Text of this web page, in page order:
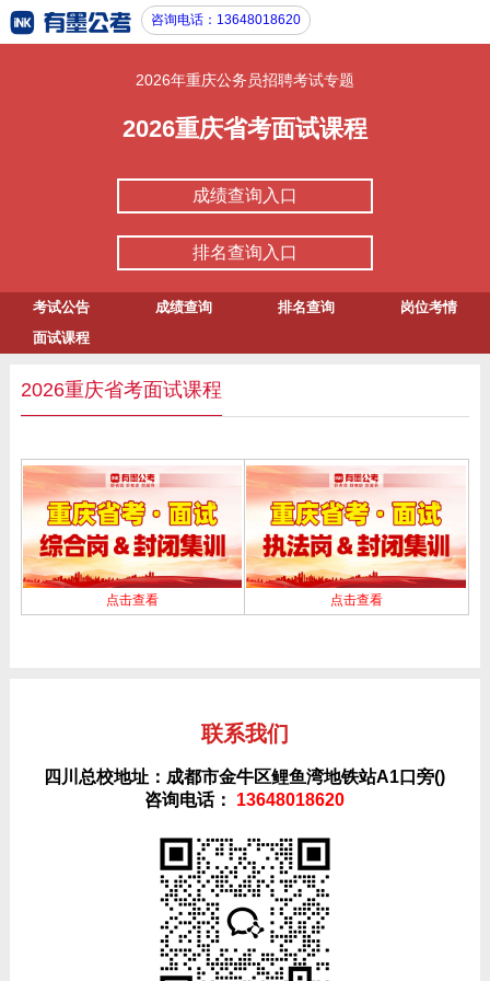
咨询电话：13648018620
2026年重庆公务员招聘考试专题
2026重庆省考面试课程
成绩查询入口
排名查询入口
考试公告 成绩查询 排名查询
岗位考情
面试课程
2026重庆省考面试课程
点击查看 点击查看
联系我们
四川总校地址： 成都市金牛区鲤鱼湾地铁站A1口旁()
咨询电话：
13648018620